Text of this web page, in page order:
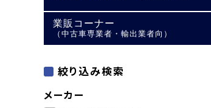
業販コーナー
（中古車専業者・輸出業者向）
絞り込み検索
メーカー